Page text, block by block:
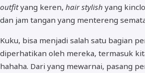
outfityang keren, hair stylish yang
dan jam tangan yang mentereng
Kuku, bisa menjadi salah satu bagian
diperhatikan oleh mereka, termasuk
hahaha. Dari yang mewarnai, pasang